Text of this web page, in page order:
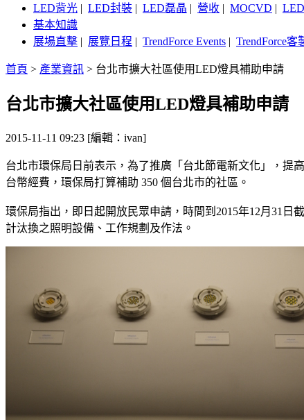
LED背光 | LED封裝 | LED磊晶 | 營收 | MOCVD |
基本知識
展場直擊 | 展覽日程 | TrendForce Events | TrendForce客
首頁 > 產業資訊 > 台北市擴大社區使用LED燈具補助申請
台北市擴大社區使用LED燈具補助申請
2015-11-11 09:23 [編輯：ivan]
台北市環保局日前表示，為了推廣「台北節電新文化」，提
台幣經費，環保局打算補助 350 個台北市的社區。
環保局指出，即日起開放民眾申請，時間到2015年12月31
計汰換之照明設備、工作規劃及作法。